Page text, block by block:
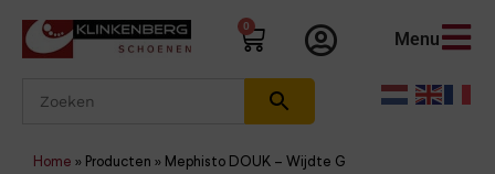
0
Menu
Home » Producten » Mephisto DOUK – Wijdte G